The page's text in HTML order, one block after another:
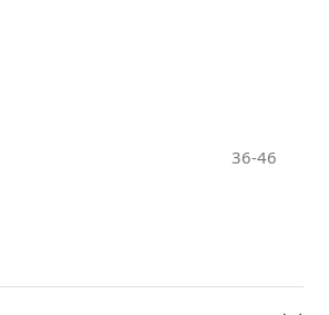
36-46